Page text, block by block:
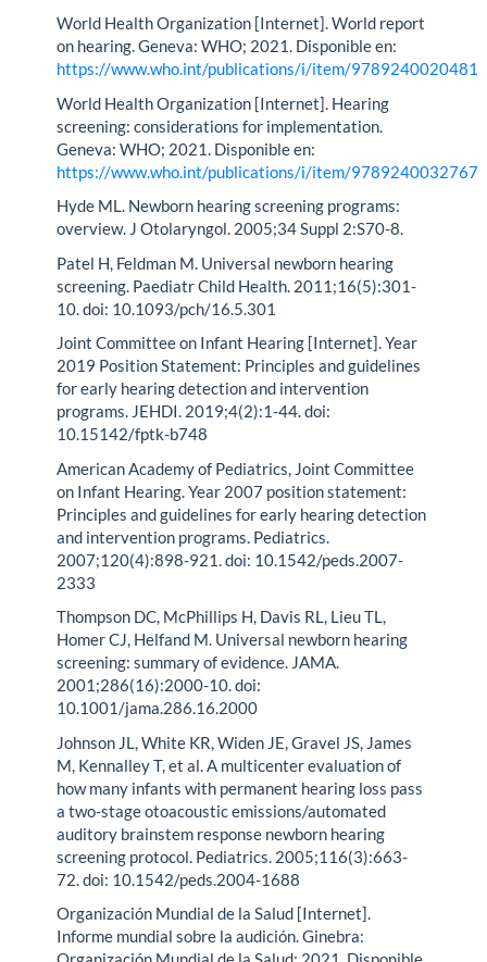
World Health Organization [Internet]. World report
on hearing. Geneva: WHO; 2021. Disponible en:
https://www.who.int/publications/i/item/9789240020481
World Health Organization [Internet]. Hearing
screening: considerations for implementation.
Geneva: WHO; 2021. Disponible en:
https://www.who.int/publications/i/item/9789240032767
Hyde ML. Newborn hearing screening programs:
overview. J Otolaryngol. 2005;34 Suppl 2:S70-8.
Patel H, Feldman M. Universal newborn hearing
screening. Paediatr Child Health. 2011;16(5):301-
10. doi: 10.1093/pch/16.5.301
Joint Committee on Infant Hearing [Internet]. Year
2019 Position Statement: Principles and guidelines
for early hearing detection and intervention
programs. JEHDI. 2019;4(2):1-44. doi:
10.15142/fptk-b748
American Academy of Pediatrics, Joint Committee
on Infant Hearing. Year 2007 position statement:
Principles and guidelines for early hearing detection
and intervention programs. Pediatrics.
2007;120(4):898-921. doi: 10.1542/peds.2007-
2333
Thompson DC, McPhillips H, Davis RL, Lieu TL,
Homer CJ, Helfand M. Universal newborn hearing
screening: summary of evidence. JAMA.
2001;286(16):2000-10. doi:
10.1001/jama.286.16.2000
Johnson JL, White KR, Widen JE, Gravel JS, James
M, Kennalley T, et al. A multicenter evaluation of
how many infants with permanent hearing loss pass
a two-stage otoacoustic emissions/automated
auditory brainstem response newborn hearing
screening protocol. Pediatrics. 2005;116(3):663-
72. doi: 10.1542/peds.2004-1688
Organización Mundial de la Salud [Internet].
Informe mundial sobre la audición. Ginebra: